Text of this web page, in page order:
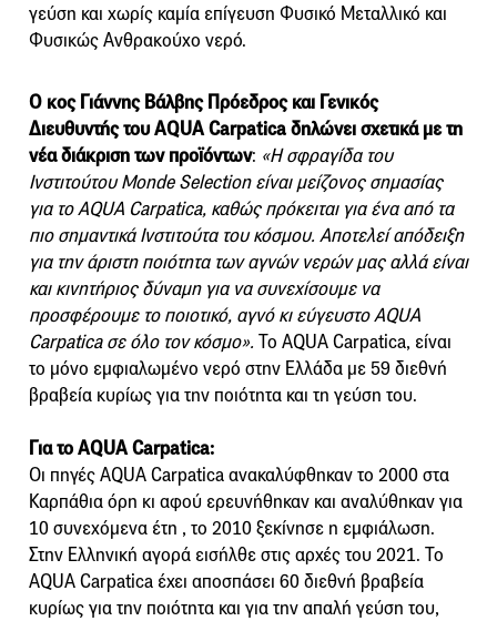
γεύση και χωρίς καμία επίγευση Φυσικό Μεταλλικό και
Φυσικώς Ανθρακούχο νερό.
Ο κος Γιάννης Βάλβης Πρόεδρος και Γενικός
Διευθυντής του AQUA Carpatica δηλώνει σχετικά με τη
νέα διάκριση των προϊόντων: «Η σφραγίδα του
Ινστιτούτου Monde Selection είναι μείζονος σημασίας
για το AQUA Carpatica, καθώς πρόκειται για ένα από τα
πιο σημαντικά Ινστιτούτα του κόσμου. Αποτελεί απόδειξη
για την άριστη ποιότητα των αγνών νερών μας αλλά είναι
και κινητήριος δύναμη για να συνεχίσουμε να
προσφέρουμε το ποιοτικό, αγνό κι εύγευστο AQUA
Carpatica σε όλο τον κόσμο». Το AQUA Carpatica, είναι
το μόνο εμφιαλωμένο νερό στην Ελλάδα με 59 διεθνή
βραβεία κυρίως για την ποιότητα και τη γεύση του.
Για τo AQUA Carpatica:
Οι πηγές AQUA Carpatica ανακαλύφθηκαν το 2000 στα
Καρπάθια όρη κι αφού ερευνήθηκαν και αναλύθηκαν για
10 συνεχόμενα έτη , το 2010 ξεκίνησε η εμφιάλωση.
Στην Ελληνική αγορά εισήλθε στις αρχές του 2021. Το
AQUA Carpatica έχει αποσπάσει 60 διεθνή βραβεία
κυρίως για την ποιότητα και για την απαλή γεύση του,